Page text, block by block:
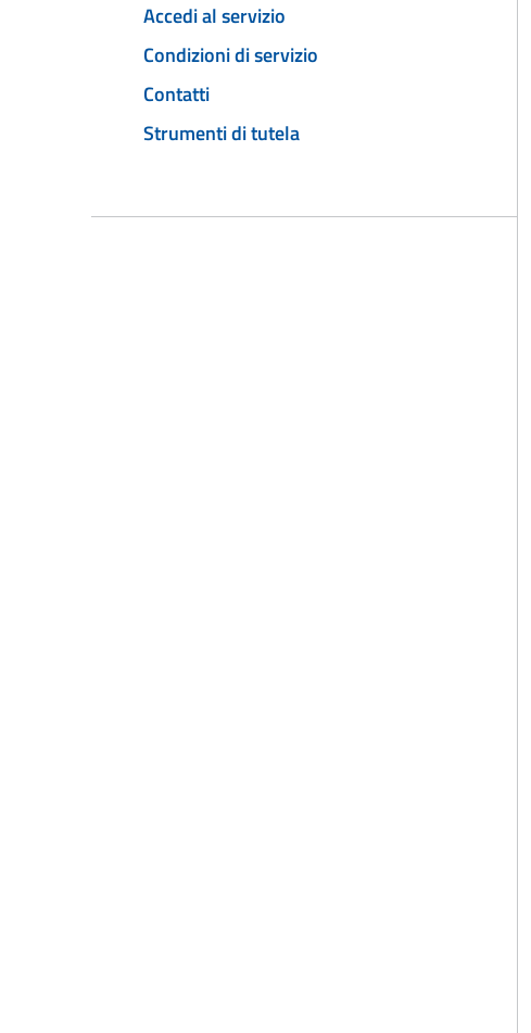
Accedi al servizio
Condizioni di servizio
Contatti
Strumenti di tutela